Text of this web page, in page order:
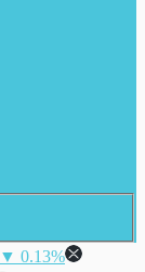
▼ 0.13%